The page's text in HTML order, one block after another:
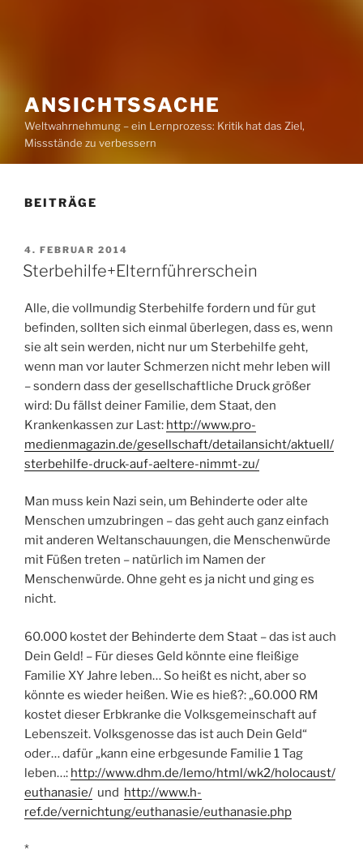
ANSICHTSSACHE
Weltwahrnehmung – ein Lernprozess: Kritik hat das Ziel,
Missstände zu verbessern
BEITRÄGE
VERÖFFENTLICHT
AM
4. FEBRUAR 2014
Sterbehilfe+Elternführerschein
Alle, die vollmundig Sterbehilfe fordern und für gut
befinden, sollten sich einmal überlegen, dass es, wenn
sie alt sein werden, nicht nur um Sterbehilfe geht,
wenn man vor lauter Schmerzen nicht mehr leben will
– sondern dass der gesellschaftliche Druck größer
wird: Du fällst deiner Familie, dem Staat, den
Krankenkassen zur Last: http://www.pro-
medienmagazin.de/gesellschaft/detailansicht/aktuell/
sterbehilfe-druck-auf-aeltere-nimmt-zu/
Man muss kein Nazi sein, um Behinderte oder alte
Menschen umzubringen – das geht auch ganz einfach
mit anderen Weltanschauungen, die Menschenwürde
mit Füßen treten – natürlich im Namen der
Menschenwürde. Ohne geht es ja nicht und ging es
nicht.
60.000 kostet der Behinderte dem Staat – das ist auch
Dein Geld! – Für dieses Geld könnte eine fleißige
Familie XY Jahre leben… So heißt es nicht, aber so
könnte es wieder heißen. Wie es hieß?: „60.000 RM
kostet dieser Erbkranke die Volksgemeinschaft auf
Lebenszeit. Volksgenosse das ist auch Dein Geld“
oder… dafür „kann eine erbgesunde Familie 1 Tag
leben…: http://www.dhm.de/lemo/html/wk2/holocaust/
euthanasie/ und http://www.h-
ref.de/vernichtung/euthanasie/euthanasie.php
*